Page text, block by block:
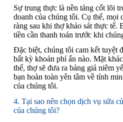
Sự trung thực là nền tảng cốt lõi
doanh của chúng tôi. Cụ thể, mọi
ràng sau khi thợ khảo sát thực tế.
tiền cần thanh toán trước khi
Đặc biệt, chúng tôi cam kết tuyệt
bất kỳ khoản phí ẩn nào. Mặt
thế, thợ sẽ đưa ra bảng giá niêm
bạn hoàn toàn yên tâm về tính
của chúng tôi.
4. Tại sao nên chọn dịch vụ sửa
của chúng tôi?